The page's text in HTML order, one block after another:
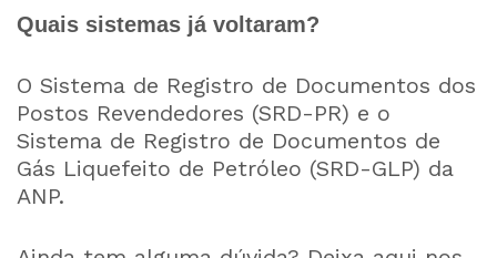
Quais sistemas já voltaram?
O Sistema de Registro de Documentos dos
Postos Revendedores (SRD-PR) e o
Sistema de Registro de Documentos de
Gás Liquefeito de Petróleo (SRD-GLP) da
ANP.